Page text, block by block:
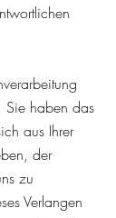
Sie haben das
aus Ihrer
der
zu
Verlangen